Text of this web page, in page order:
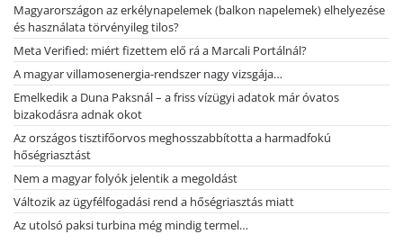
Magyarországon az erkélynapelemek (balkon napelemek) elhelyezése
és használata törvényileg tilos?
Meta Verified: miért fizettem elő rá a Marcali Portálnál?
A magyar villamosenergia-rendszer nagy vizsgája…
Emelkedik a Duna Paksnál – a friss vízügyi adatok már óvatos
bizakodásra adnak okot
Az országos tisztifőorvos meghosszabbította a harmadfokú
hőségriasztást
Nem a magyar folyók jelentik a megoldást
Változik az ügyfélfogadási rend a hőségriasztás miatt
Az utolsó paksi turbina még mindig termel…